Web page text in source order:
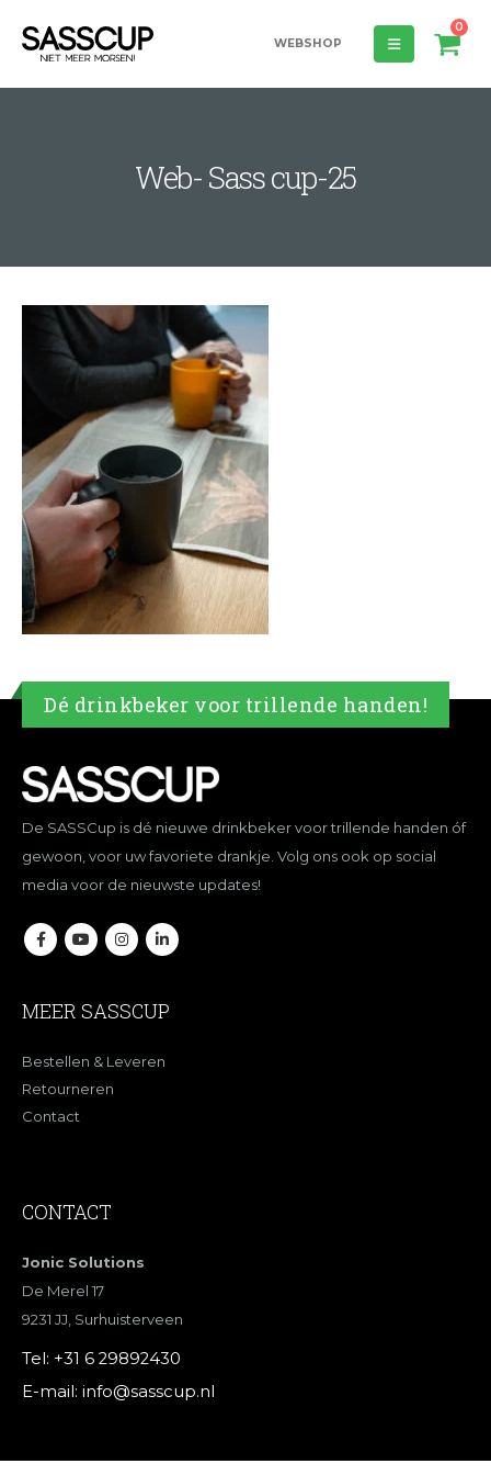
WEBSHOP
0
Web- Sass cup-25
Dé drinkbeker voor trillende handen!
De SASSCup is dé nieuwe drinkbeker voor trillende handen óf
gewoon, voor uw favoriete drankje. Volg ons ook op social
media voor de nieuwste updates!
MEER SASSCUP
Bestellen & Leveren
Retourneren
Contact
CONTACT
Jonic Solutions
De Merel 17
9231 JJ, Surhuisterveen
Tel: +31 6 29892430
E-mail: info@sasscup.nl